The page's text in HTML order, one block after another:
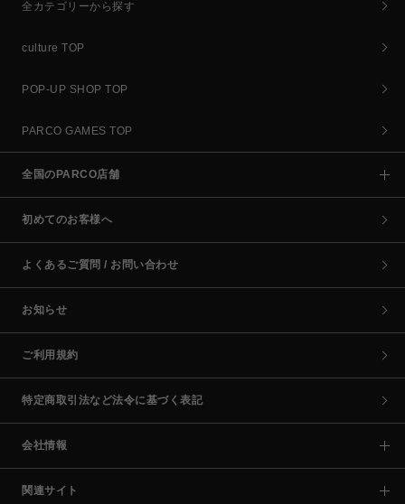
全カテゴリーから探す
culture TOP
POP-UP SHOP TOP
PARCO GAMES TOP
全国のPARCO店舗
初めてのお客様へ
よくあるご質問 / お問い合わせ
お知らせ
ご利用規約
特定商取引法など法令に基づく表記
会社情報
関連サイト